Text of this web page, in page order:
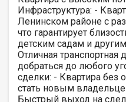
Инфраструктура: -
Ленинском районе с
что гарантирует
детским садам и
Отличная транспортная
добраться до любого
сделки: - Квартира
стать новым
Быстрый выход на